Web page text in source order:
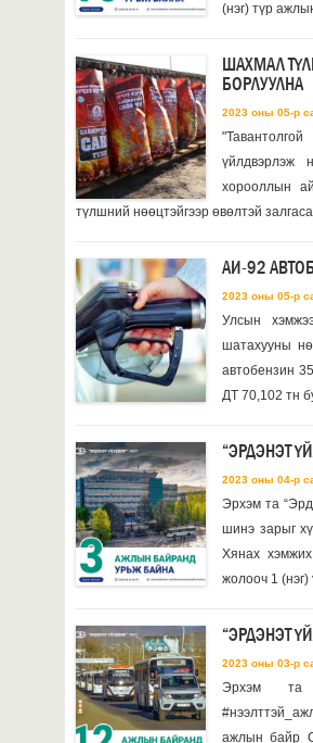
(нэг) түр
ШАХМАЛ
БОРЛУУЛНА
2023 оны 05-р
үйлдвэрлэж
хорооллын
түлшний нөөцтэйгээр өвөлтэй
АИ-92
2023 оны 05-р
Улсын
шатахууны
автобензин
ДТ 70,102 тн
“ЭРДЭНЭТ
2023 оны 04-р
Эрхэм та
шинэ зарыг
Хянах
жолооч 1
“ЭРДЭНЭТ
2023 оны 03-р
Эрхэм та
ажлын байр